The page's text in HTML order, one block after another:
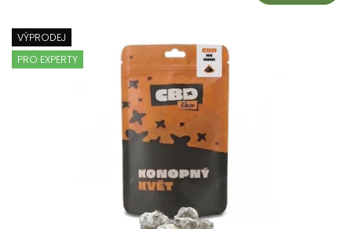
VÝPRODEJ
PRO EXPERTY